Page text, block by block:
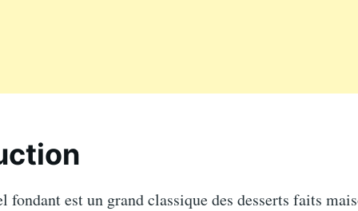
fondant est un grand classique des desserts faits